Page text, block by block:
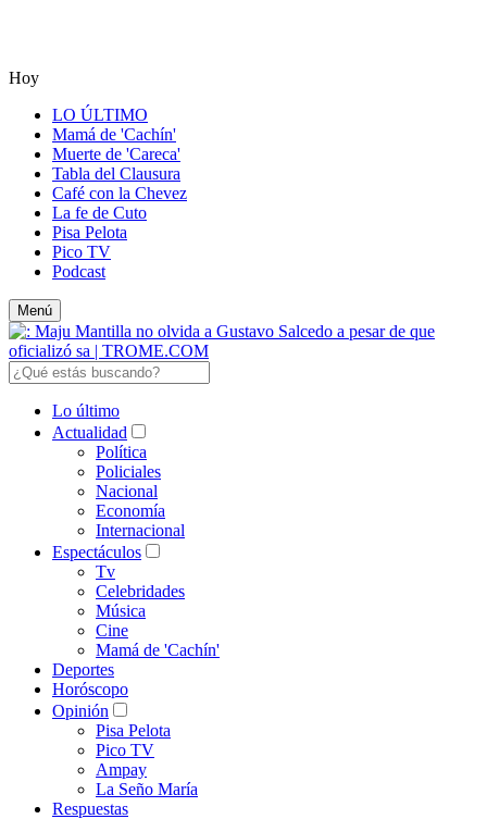
Hoy
LO ÚLTIMO
Mamá de 'Cachín'
Muerte de 'Careca'
Tabla del Clausura
Café con la Chevez
La fe de Cuto
Pisa Pelota
Pico TV
Podcast
Menú
Lo último
Actualidad
Política
Policiales
Nacional
Economía
Internacional
Espectáculos
Tv
Celebridades
Música
Cine
Mamá de 'Cachín'
Deportes
Horóscopo
Opinión
Pisa Pelota
Pico TV
Ampay
La Seño María
Respuestas